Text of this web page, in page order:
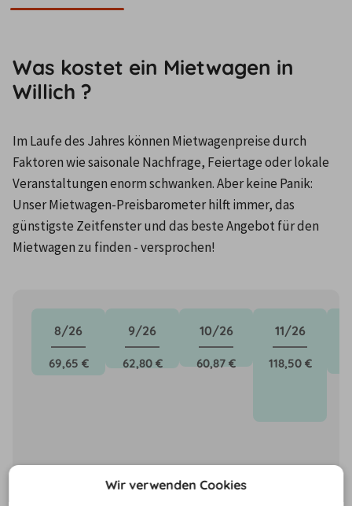
Was kostet ein Mietwagen in
Willich ?
Im Laufe des Jahres können Mietwagenpreise durch
Faktoren wie saisonale Nachfrage, Feiertage oder lokale
Veranstaltungen enorm schwanken. Aber keine Panik:
Unser Mietwagen-Preisbarometer hilft immer, das
günstigste Zeitfenster und das beste Angebot für den
Mietwagen zu finden - versprochen!
8/26
69,65 €
9/26
62,80 €
10/26
60,87 €
11/26
118,50 €
Wir verwenden Cookies